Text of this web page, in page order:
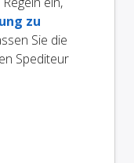
zu
Sie die
Spediteur